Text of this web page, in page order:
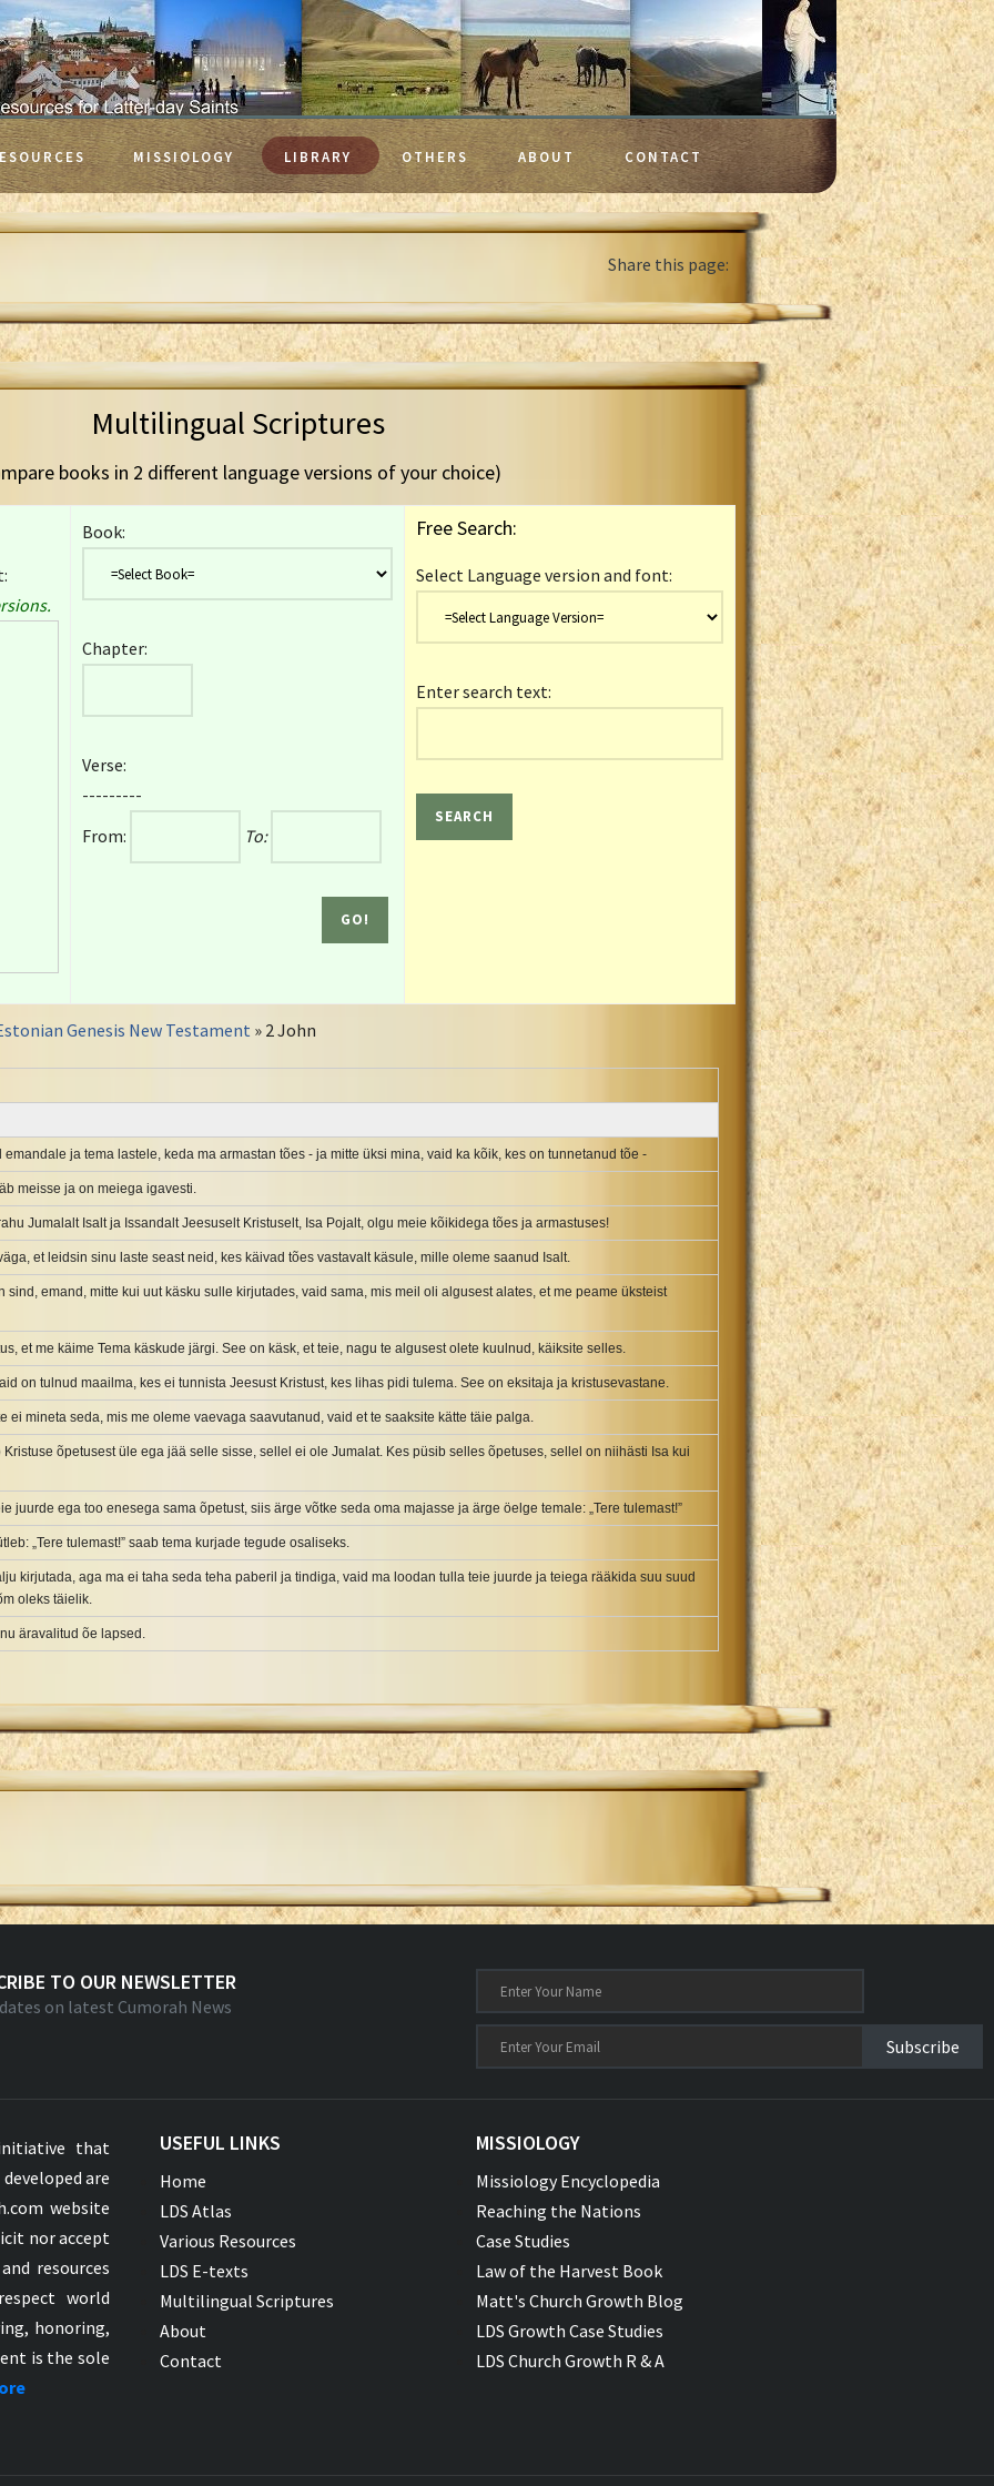
MISSIOLOGY LIBRARY OTHERS ABOUT CONTACT
Share this page:
Multilingual Scriptures
books in 2 different language versions of your choice)
Book:
Chapter:
Verse:
---------
From:
To:
Free Search:
Select Language version and font:
Enter search text:
Genesis New Testament » 2 John
emandale ja tema lastele, keda ma armastan tões - ja mitte üksi mina, vaid ka kõik, kes on tunnetanud tõe -
meisse ja on meiega igavesti.
Jumalalt Isalt ja Issandalt Jeesuselt Kristuselt, Isa Pojalt, olgu meie kõikidega tões ja armastuses!
et leidsin sinu laste seast neid, kes käivad tões vastavalt käsule, mille oleme saanud Isalt.
sind, emand, mitte kui uut käsku sulle kirjutades, vaid sama, mis meil oli algusest alates, et me peame üksteist
et me käime Tema käskude järgi. See on käsk, et teie, nagu te algusest olete kuulnud, käiksite selles.
on tulnud maailma, kes ei tunnista Jeesust Kristust, kes lihas pidi tulema. See on eksitaja ja kristusevastane.
ei mineta seda, mis me oleme vaevaga saavutanud, vaid et te saaksite kätte täie palga.
Kristuse õpetusest üle ega jää selle sisse, sellel ei ole Jumalat. Kes püsib selles õpetuses, sellel on niihästi Isa kui
juurde ega too enesega sama õpetust, siis ärge võtke seda oma majasse ja ärge öelge temale: „Tere tulemast!”
„Tere tulemast!” saab tema kurjade tegude osaliseks.
kirjutada, aga ma ei taha seda teha paberil ja tindiga, vaid ma loodan tulla teie juurde ja teiega rääkida suu suud
oleks täielik.
äravalitud õe lapsed.
TO OUR NEWSLETTER
on latest Cumorah News
Subscribe
that
are
website
nor accept
resources
world
honoring,
is the sole
USEFUL LINKS
Home
LDS Atlas
Various Resources
LDS E-texts
Multilingual Scriptures
About
Contact
MISSIOLOGY
Missiology Encyclopedia
Reaching the Nations
Case Studies
Law of the Harvest Book
Matt's Church Growth Blog
LDS Growth Case Studies
LDS Church Growth R & A